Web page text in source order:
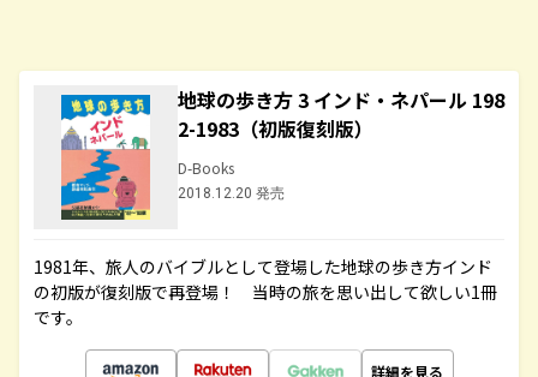
地球の歩き方 3 インド・ネパール 198
2-1983（初版復刻版）
D-Books
2018.12.20 発売
1981年、旅人のバイブルとして登場した地球の歩き方インド
の初版が復刻版で再登場！ 当時の旅を思い出して欲しい1冊
です。
詳細を見る